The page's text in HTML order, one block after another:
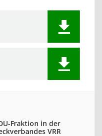
Fraktion in der
VRR